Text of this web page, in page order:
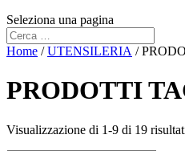
Seleziona una pagina
Home /UTENSILERIA /
PRODOTTI
Visualizzazione di 1-9 di 19